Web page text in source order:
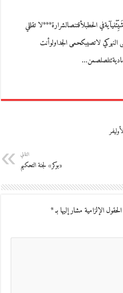
الحطبلأقتنصالشرارة***لا تقللي
لاتصيبكحمى الجداولوأنت
التالي
«بوكر» لجنة التحكيم
الحقول الإلزامية مشار إليها بـ*